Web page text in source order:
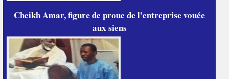
Cheikh Amar, figure de proue de l'entreprise vouée
aux siens